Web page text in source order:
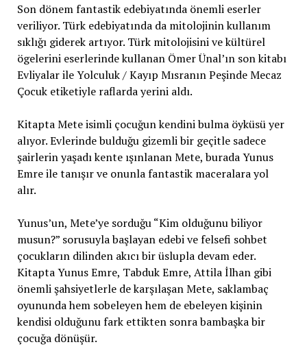
Son dönem fantastik edebiyatında önemli eserler
veriliyor. Türk edebiyatında da mitolojinin kullanım
sıklığı giderek artıyor. Türk mitolojisini ve kültürel
ögelerini eserlerinde kullanan Ömer Ünal’ın son kitabı
Evliyalar ile Yolculuk / Kayıp Mısranın Peşinde Mecaz
Çocuk etiketiyle raflarda yerini aldı.
Kitapta Mete isimli çocuğun kendini bulma öyküsü yer
alıyor. Evlerinde bulduğu gizemli bir geçitle sadece
şairlerin yaşadı kente ışınlanan Mete, burada Yunus
Emre ile tanışır ve onunla fantastik maceralara yol
alır.
Yunus’un, Mete’ye sorduğu “Kim olduğunu biliyor
musun?” sorusuyla başlayan edebi ve felsefi sohbet
çocukların dilinden akıcı bir üslupla devam eder.
Kitapta Yunus Emre, Tabduk Emre, Attila İlhan gibi
önemli şahsiyetlerle de karşılaşan Mete, saklambaç
oyununda hem sobeleyen hem de ebeleyen kişinin
kendisi olduğunu fark ettikten sonra bambaşka bir
çocuğa dönüşür.